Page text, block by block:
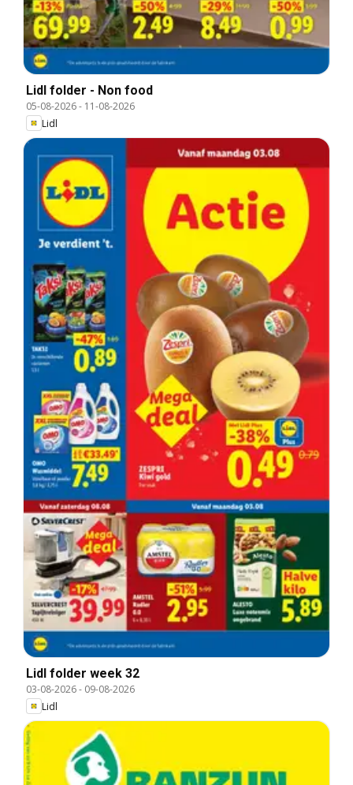
Lidl folder - Non food
05-08-2026- 11-08-2026
Lidl
Lidl folder week 32
03-08-2026- 09-08-2026
Lidl